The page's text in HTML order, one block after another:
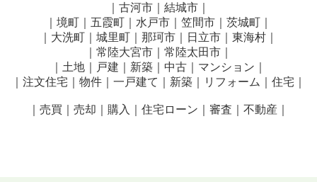
｜古河市｜結城市｜
｜境町｜五霞町｜水戸市｜笠間市｜茨城町｜
｜大洗町｜城里町｜那珂市｜日立市｜東海村｜
｜常陸大宮市｜常陸太田市｜
｜土地｜戸建｜新築｜中古｜マンション｜
｜注文住宅｜物件｜一戸建て｜新築｜リフォーム｜住宅｜
｜売買｜売却｜購入｜住宅ローン｜審査｜不動産｜